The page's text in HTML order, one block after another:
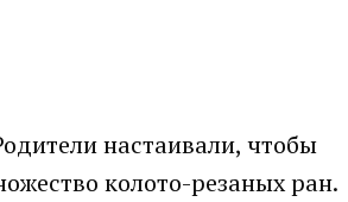
настаивали, чтобы
колото-резаных ран.